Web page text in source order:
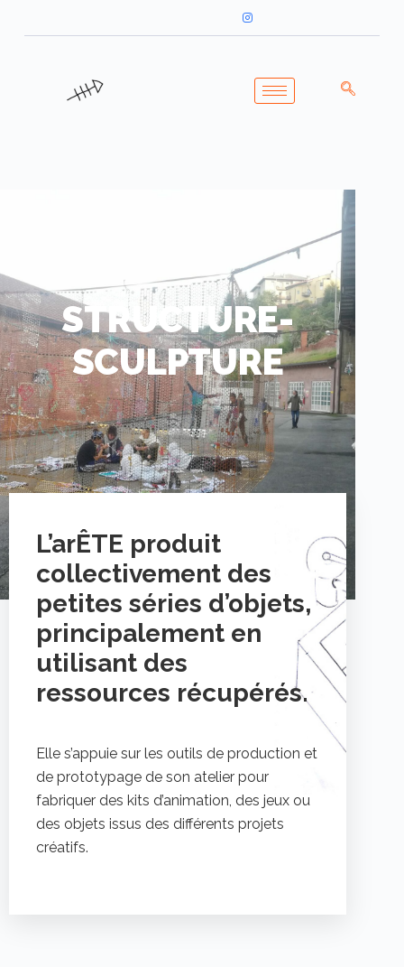
STRUCTURE-
SCULPTURE
L’arÊTE produit
collectivement des
petites séries d’objets,
principalement en
utilisant des
ressources récupérés.
Elle s’appuie sur les outils de production et
de prototypage de son atelier pour
fabriquer des kits d’animation, des jeux ou
des objets issus des différents projets
créatifs.